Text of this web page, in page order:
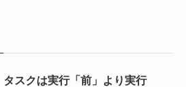
タスクは実行「前」より実行